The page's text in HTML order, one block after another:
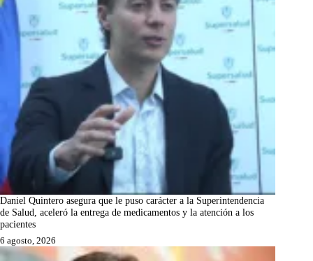
Daniel Quintero asegura que le puso carácter a la Superintendencia
de Salud, aceleró la entrega de medicamentos y la atención a los
pacientes
6 agosto, 2026